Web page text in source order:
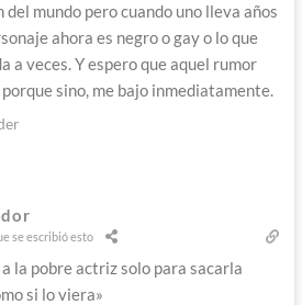
del mundo pero cuando uno lleva años
ahora es negro o gay o lo que
a veces. Y espero que aquel rumor
sino, me bajo inmediatamente.
se escribió esto
la pobre actriz solo para sacarla
si lo viera»